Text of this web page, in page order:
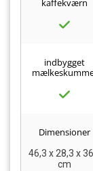
kaffekværn
indbygget
Dimensioner
46,3 x 28,3 x
cm